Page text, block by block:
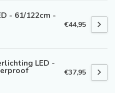
- 61/122cm -
€44,95
LED -
€37,95